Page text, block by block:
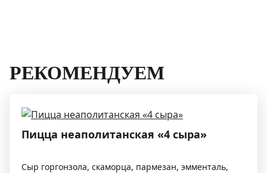
РЕКОМЕНДУЕМ
Пицца неаполитанская «4 сыра»
Сыр горгонзола, скаморца, пармезан, эмменталь,